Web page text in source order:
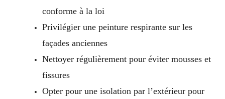
conforme à la loi
Privilégier une peinture respirante sur les
façades anciennes
Nettoyer régulièrement pour éviter mousses et
fissures
Opter pour une isolation par l’extérieur pour